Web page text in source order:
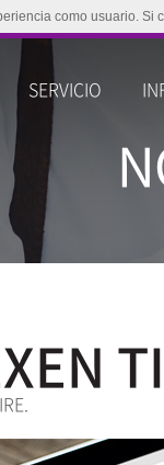
como usuario.
SERVICIO